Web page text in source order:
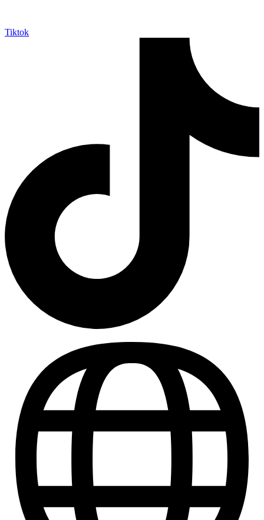
Tiktok